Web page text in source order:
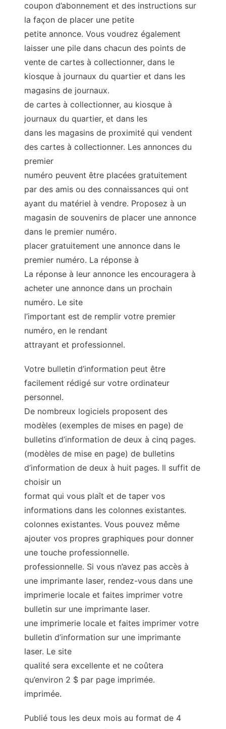
coupon d’abonnement et des instructions sur
la façon de placer une petite
petite annonce. Vous voudrez également
laisser une pile dans chacun des points de
vente de cartes à collectionner, dans le
kiosque à journaux du quartier et dans les
magasins de journaux.
de cartes à collectionner, au kiosque à
journaux du quartier, et dans les
dans les magasins de proximité qui vendent
des cartes à collectionner. Les annonces du
premier
numéro peuvent être placées gratuitement
par des amis ou des connaissances qui ont
ayant du matériel à vendre. Proposez à un
magasin de souvenirs de placer une annonce
dans le premier numéro.
placer gratuitement une annonce dans le
premier numéro. La réponse à
La réponse à leur annonce les encouragera à
acheter une annonce dans un prochain
numéro. Le site
l’important est de remplir votre premier
numéro, en le rendant
attrayant et professionnel.
Votre bulletin d’information peut être
facilement rédigé sur votre ordinateur
personnel.
De nombreux logiciels proposent des
modèles (exemples de mises en page) de
bulletins d’information de deux à cinq pages.
(modèles de mise en page) de bulletins
d’information de deux à huit pages. Il suffit de
choisir un
format qui vous plaît et de taper vos
informations dans les colonnes existantes.
colonnes existantes. Vous pouvez même
ajouter vos propres graphiques pour donner
une touche professionnelle.
professionnelle. Si vous n’avez pas accès à
une imprimante laser, rendez-vous dans une
imprimerie locale et faites imprimer votre
bulletin sur une imprimante laser.
une imprimerie locale et faites imprimer votre
bulletin d’information sur une imprimante
laser. Le site
qualité sera excellente et ne coûtera
qu’environ 2 $ par page imprimée.
imprimée.
Publié tous les deux mois au format de 4